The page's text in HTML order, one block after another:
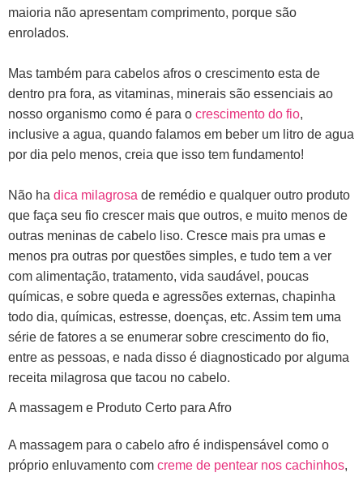
maioria não apresentam comprimento, porque são
enrolados.
Mas também para cabelos afros o crescimento esta de
dentro pra fora, as vitaminas, minerais são essenciais ao
nosso organismo como é para o crescimento do fio,
inclusive a agua, quando falamos em beber um litro de agua
por dia pelo menos, creia que isso tem fundamento!
Não ha dica milagrosa de remédio e qualquer outro produto
que faça seu fio crescer mais que outros, e muito menos de
outras meninas de cabelo liso. Cresce mais pra umas e
menos pra outras por questões simples, e tudo tem a ver
com alimentação, tratamento, vida saudável, poucas
químicas, e sobre queda e agressões externas, chapinha
todo dia, químicas, estresse, doenças, etc. Assim tem uma
série de fatores a se enumerar sobre crescimento do fio,
entre as pessoas, e nada disso é diagnosticado por alguma
receita milagrosa que tacou no cabelo.
A massagem e Produto Certo para Afro
A massagem para o cabelo afro é indispensável como o
próprio enluvamento com creme de pentear nos cachinhos,